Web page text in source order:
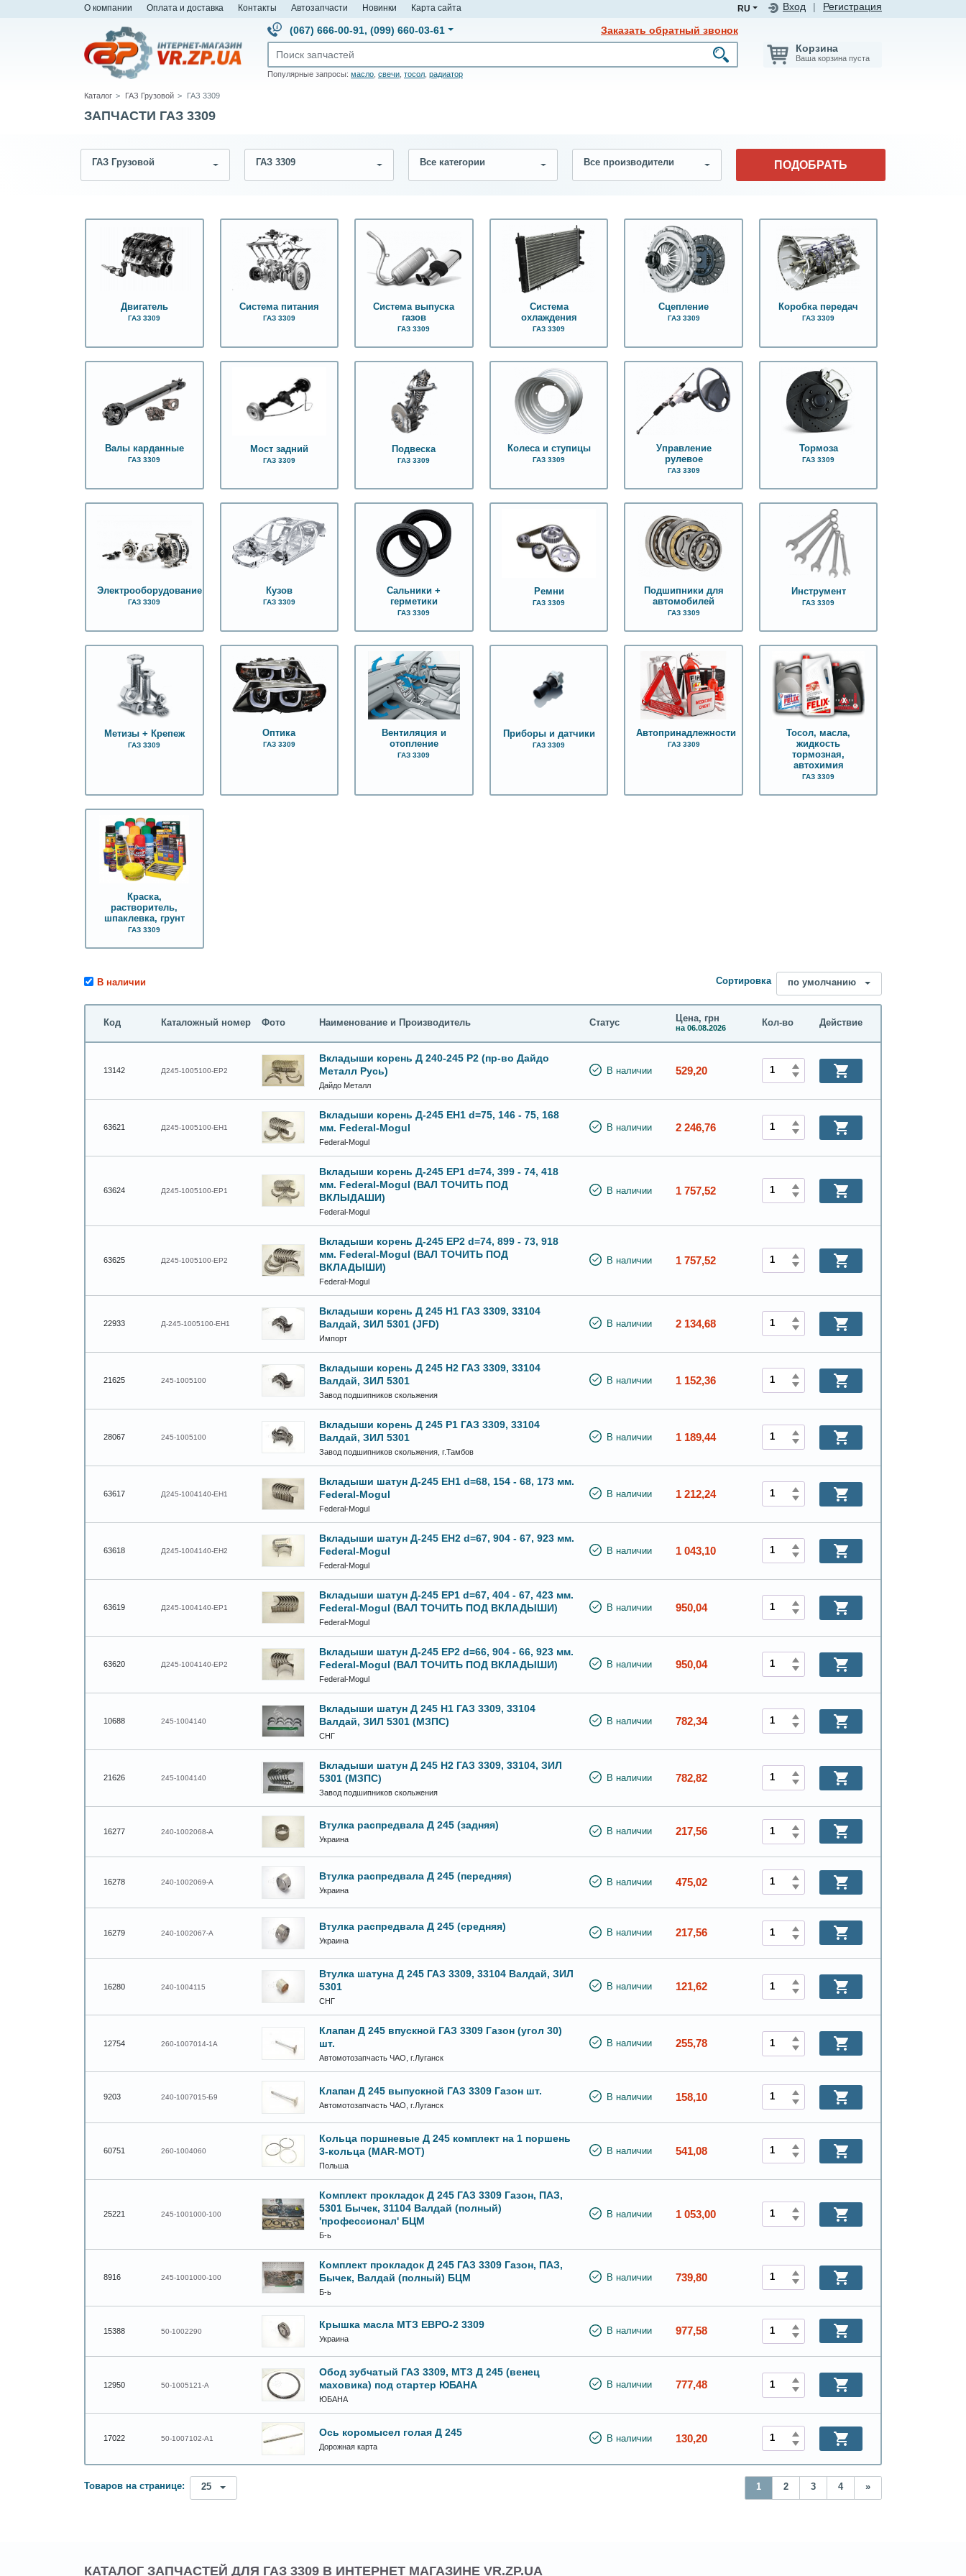
О компании Оплата и доставка Контакты Автозапчасти Новинки Карта сайта Вход Регистрация
RU
(067) 666-00-91, (099) 660-03-61 Заказать обратный звонок
Популярные запросы: масло свечи тосол радиатор
Корзина
Ваша корзина пуста
Каталог ГАЗ Грузовой ГАЗ 3309
ЗАПЧАСТИ ГАЗ 3309
ГАЗ Грузовой ГАЗ 3309 Все категории Все производители ПОДОБРАТЬ
Двигатель
ГАЗ 3309
Система питания
ГАЗ 3309
Система выпуска
газов
ГАЗ 3309
Система
охлаждения
ГАЗ 3309
Сцепление
ГАЗ 3309
Коробка передач
ГАЗ 3309
Валы карданные
ГАЗ 3309
Мост задний
ГАЗ 3309
Подвеска
ГАЗ 3309
Колеса и ступицы
ГАЗ 3309
Управление
рулевое
ГАЗ 3309
Тормоза
ГАЗ 3309
Электрооборудование
ГАЗ 3309
Кузов
ГАЗ 3309
Сальники +
герметики
ГАЗ 3309
Ремни
ГАЗ 3309
Подшипники для
автомобилей
ГАЗ 3309
Инструмент
ГАЗ 3309
Метизы + Крепеж
ГАЗ 3309
Оптика
ГАЗ 3309
Вентиляция и
отопление
ГАЗ 3309
Приборы и датчики
ГАЗ 3309
Автопринадлежности
ГАЗ 3309
Тосол, масла,
жидкость
тормозная,
автохимия
ГАЗ 3309
Краска,
растворитель,
шпаклевка, грунт
ГАЗ 3309
В наличии Сортировка по умолчанию
Код Каталожный номер Фото Наименование и Производитель Статус Цена, грн
на 06.08.2026 Кол-во Действие
13142 Д245-1005100-ЕР2
Вкладыши корень Д 240-245 Р2 (пр-во Дайдо
Металл Русь)
Дайдо Металл
В наличии 529,20
63621 Д245-1005100-ЕН1
Вкладыши корень Д-245 ЕН1 d=75, 146 - 75, 168
мм. Federal-Mogul
Federal-Mogul
В наличии 2 246,76
63624 Д245-1005100-ЕР1
Вкладыши корень Д-245 ЕР1 d=74, 399 - 74, 418
мм. Federal-Mogul (ВАЛ ТОЧИТЬ ПОД
ВКЛЫДАШИ)
Federal-Mogul
В наличии 1 757,52
63625 Д245-1005100-ЕР2
Вкладыши корень Д-245 ЕР2 d=74, 899 - 73, 918
мм. Federal-Mogul (ВАЛ ТОЧИТЬ ПОД
ВКЛАДЫШИ)
Federal-Mogul
В наличии 1 757,52
22933 Д-245-1005100-ЕН1
Вкладыши корень Д 245 Н1 ГАЗ 3309, 33104
Валдай, ЗИЛ 5301 (JFD)
Импорт
В наличии 2 134,68
21625 245-1005100
Вкладыши корень Д 245 Н2 ГАЗ 3309, 33104
Валдай, ЗИЛ 5301
Завод подшипников скольжения
В наличии 1 152,36
28067 245-1005100
Вкладыши корень Д 245 Р1 ГАЗ 3309, 33104
Валдай, ЗИЛ 5301
Завод подшипников скольжения, г.Тамбов
В наличии 1 189,44
63617 Д245-1004140-ЕН1
Вкладыши шатун Д-245 ЕН1 d=68, 154 - 68, 173 мм.
Federal-Mogul
Federal-Mogul
В наличии 1 212,24
63618 Д245-1004140-ЕН2
Вкладыши шатун Д-245 ЕН2 d=67, 904 - 67, 923 мм.
Federal-Mogul
Federal-Mogul
В наличии 1 043,10
63619 Д245-1004140-ЕР1
Вкладыши шатун Д-245 ЕР1 d=67, 404 - 67, 423 мм.
Federal-Mogul (ВАЛ ТОЧИТЬ ПОД ВКЛАДЫШИ)
Federal-Mogul
В наличии 950,04
63620 Д245-1004140-ЕР2
Вкладыши шатун Д-245 ЕР2 d=66, 904 - 66, 923 мм.
Federal-Mogul (ВАЛ ТОЧИТЬ ПОД ВКЛАДЫШИ)
Federal-Mogul
В наличии 950,04
10688 245-1004140
Вкладыши шатун Д 245 Н1 ГАЗ 3309, 33104
Валдай, ЗИЛ 5301 (МЗПС)
СНГ
В наличии 782,34
21626 245-1004140
Вкладыши шатун Д 245 Н2 ГАЗ 3309, 33104, ЗИЛ
5301 (МЗПС)
Завод подшипников скольжения
В наличии 782,82
16277 240-1002068-А
Втулка распредвала Д 245 (задняя)
Украина
В наличии 217,56
16278 240-1002069-А
Втулка распредвала Д 245 (передняя)
Украина
В наличии 475,02
16279 240-1002067-А
Втулка распредвала Д 245 (средняя)
Украина
В наличии 217,56
16280 240-1004115
Втулка шатуна Д 245 ГАЗ 3309, 33104 Валдай, ЗИЛ
5301
СНГ
В наличии 121,62
12754 260-1007014-1А
Клапан Д 245 впускной ГАЗ 3309 Газон (угол 30)
шт.
Автомотозапчасть ЧАО, г.Луганск
В наличии 255,78
9203 240-1007015-Б9
Клапан Д 245 выпускной ГАЗ 3309 Газон шт.
Автомотозапчасть ЧАО, г.Луганск
В наличии 158,10
60751 260-1004060
Кольца поршневые Д 245 комплект на 1 поршень
3-кольца (MAR-MOT)
Польша
В наличии 541,08
25221 245-1001000-100
Комплект прокладок Д 245 ГАЗ 3309 Газон, ПАЗ,
5301 Бычек, 31104 Валдай (полный)
'профессионал' БЦМ
Б-ь
В наличии 1 053,00
8916 245-1001000-100
Комплект прокладок Д 245 ГАЗ 3309 Газон, ПАЗ,
Бычек, Валдай (полный) БЦМ
Б-ь
В наличии 739,80
15388 50-1002290
Крышка масла МТЗ ЕВРО-2 3309
Украина
В наличии 977,58
12950 50-1005121-А
Обод зубчатый ГАЗ 3309, МТЗ Д 245 (венец
маховика) под стартер ЮБАНА
ЮБАНА
В наличии 777,48
17022 50-1007102-А1
Ось коромысел голая Д 245
Дорожная карта
В наличии 130,20
Товаров на странице: 25 1 2 3 4 »
КАТАЛОГ ЗАПЧАСТЕЙ ДЛЯ ГАЗ 3309 В ИНТЕРНЕТ МАГАЗИНЕ VR.ZP.UA